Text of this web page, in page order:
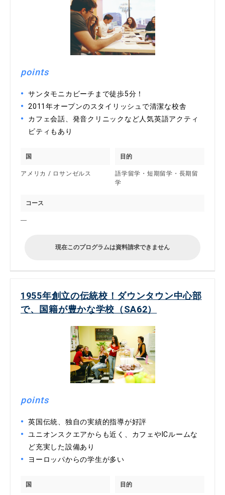
points
サンタモニカビーチまで徒歩5分！
2011年オープンのスタイリッシュで清潔な校舎
カフェ会話、発音クリニックなど人気英語アクティ
ビティもあり
国
アメリカ / ロサンゼルス
目的
語学留学・短期留学・長期留
学
コース
―
現在このプログラムは資料請求できません
1955年創立の伝統校！ダウンタウン中心部
で、国籍が豊かな学校（SA62）
points
英国伝統、独自の実績的指導が好評
ユニオンスクエアからも近く、カフェやICルームな
ど充実した設備あり
ヨーロッパからの学生が多い
国 目的